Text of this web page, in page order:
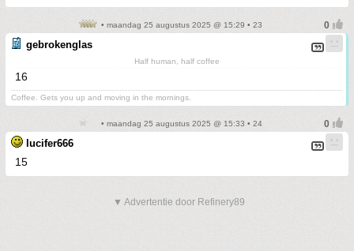
• maandag 25 augustus 2025 @ 15:29 • 23
gebrokenglas
Half human, half coffee
16
Coffee. Gets you up and moving in the mornings.
• maandag 25 augustus 2025 @ 15:33 • 24
lucifer666
15
▼ Advertentie door Refinery89